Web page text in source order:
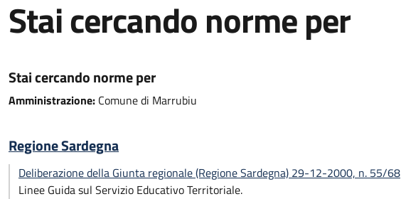
Stai cercando norme per
Stai cercando norme per
Amministrazione: Comune di Marrubiu
Regione Sardegna
Deliberazione della Giunta regionale (Regione Sardegna) 29-12-2000, n. 55/68
Linee Guida sul Servizio Educativo Territoriale.